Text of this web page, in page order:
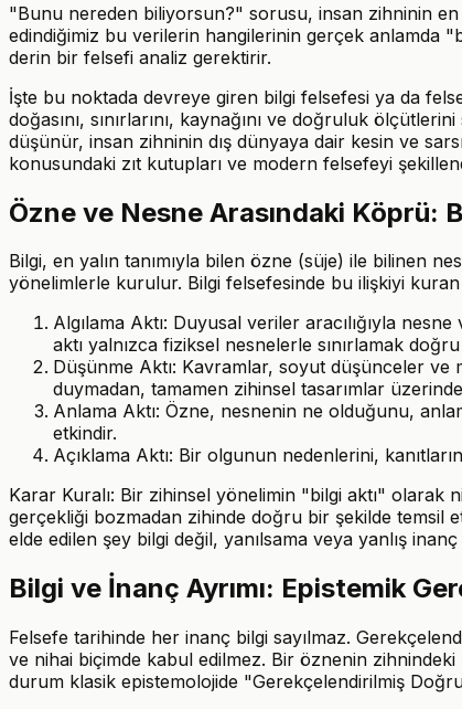
"Bunu nereden biliyorsun?" sorusu, insan zihninin en
edindiğimiz bu verilerin hangilerinin gerçek anlamda
derin bir felsefi analiz gerektirir.
İşte bu noktada devreye giren bilgi felsefesi ya da
doğasını, sınırlarını, kaynağını ve doğruluk
düşünür, insan zihninin dış dünyaya dair kesin ve
konusundaki zıt kutupları ve modern felsefeyi
Özne ve Nesne Arasındaki Köprü:
Bilgi, en yalın tanımıyla bilen özne (süje) ile bilinen
yönelimlerle kurulur. Bilgi felsefesinde bu ilişkiyi
Algılama Aktı: Duyusal veriler aracılığıyla
aktı yalnızca fiziksel nesnelerle sınırlamak
Düşünme Aktı: Kavramlar, soyut düşünceler ve
duymadan, tamamen zihinsel tasarımlar
Anlama Aktı: Özne, nesnenin ne olduğunu,
etkindir.
Açıklama Aktı: Bir olgunun nedenlerini,
Karar Kuralı: Bir zihinsel yönelimin "bilgi aktı"
gerçekliği bozmadan zihinde doğru bir şekilde temsil
elde edilen şey bilgi değil, yanılsama veya yanlış
Bilgi ve İnanç Ayrımı: Epistemik
Felsefe tarihinde her inanç bilgi sayılmaz.
ve nihai biçimde kabul edilmez. Bir öznenin
durum klasik epistemolojide "Gerekçelendirilmiş